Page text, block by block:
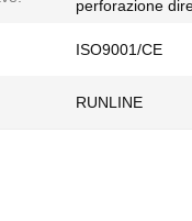
perforazione
ISO9001/CE
RUNLINE